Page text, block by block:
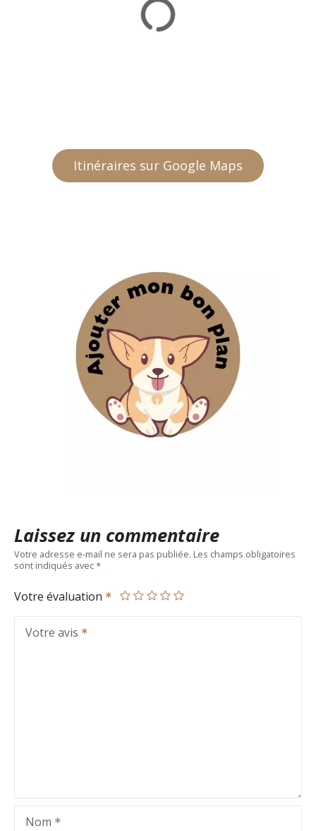
Itinéraires sur Google Maps
Laissez un commentaire
Votre adresse e-mail ne sera pas publiée. Les champs obligatoires
sont indiqués avec
Votre évaluation
Votre avis
Nom